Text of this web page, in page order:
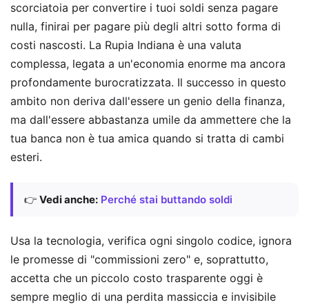
scorciatoia per convertire i tuoi soldi senza pagare
nulla, finirai per pagare più degli altri sotto forma di
costi nascosti. La Rupia Indiana è una valuta
complessa, legata a un'economia enorme ma ancora
profondamente burocratizzata. Il successo in questo
ambito non deriva dall'essere un genio della finanza,
ma dall'essere abbastanza umile da ammettere che la
tua banca non è tua amica quando si tratta di cambi
esteri.
👉 Vedi anche: Perché stai buttando soldi
Usa la tecnologia, verifica ogni singolo codice, ignora
le promesse di "commissioni zero" e, soprattutto,
accetta che un piccolo costo trasparente oggi è
sempre meglio di una perdita massiccia e invisibile